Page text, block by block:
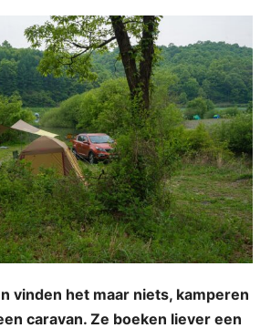
vinden het maar niets, kamperen
caravan. Ze boeken liever een